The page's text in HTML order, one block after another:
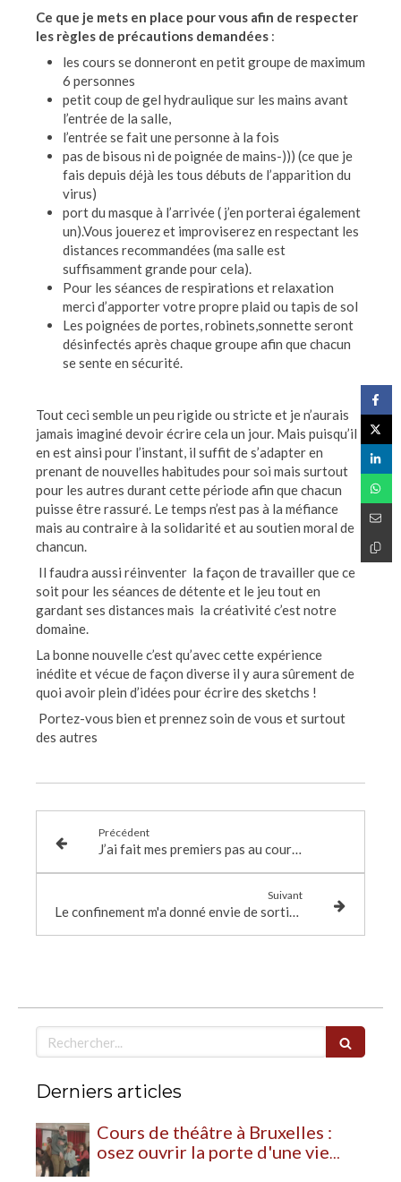
Ce que je mets en place pour vous afin de respecter
les règles de précautions demandées :
les cours se donneront en petit groupe de maximum
6 personnes
petit coup de gel hydraulique sur les mains avant
l’entrée de la salle,
l’entrée se fait une personne à la fois
pas de bisous ni de poignée de mains-))) (ce que je
fais depuis déjà les tous débuts de l’apparition du
virus)
port du masque à l’arrivée ( j’en porterai également
un).Vous jouerez et improviserez en respectant les
distances recommandées (ma salle est
suffisamment grande pour cela).
Pour les séances de respirations et relaxation
merci d’apporter votre propre plaid ou tapis de sol
Les poignées de portes, robinets,sonnette seront
désinfectés après chaque groupe afin que chacun
se sente en sécurité.
Tout ceci semble un peu rigide ou stricte et je n’aurais
jamais imaginé devoir écrire cela un jour. Mais puisqu’il
en est ainsi pour l’instant, il suffit de s’adapter en
prenant de nouvelles habitudes pour soi mais surtout
pour les autres durant cette période afin que chacun
puisse être rassuré. Le temps n’est pas à la méfiance
mais au contraire à la solidarité et au soutien moral de
chancun.
Il faudra aussi réinventer la façon de travailler que ce
soit pour les séances de détente et le jeu tout en
gardant ses distances mais la créativité c’est notre
domaine.
La bonne nouvelle c’est qu’avec cette expérience
inédite et vécue de façon diverse il y aura sûrement de
quoi avoir plein d’idées pour écrire des sketchs !
Portez-vous bien et prennez soin de vous et surtout
des autres
Précédent
J’ai fait mes premiers pas au cours de Théâtre ! J’ai enfin osé me lancer.
Suivant
Le confinement m'a donné envie de sortir de ma zone de confort, de me libérer et, de mieux exprimer mes émotions.
Rechercher
Derniers articles
Cours de théâtre à Bruxelles :
osez ouvrir la porte d'une vie